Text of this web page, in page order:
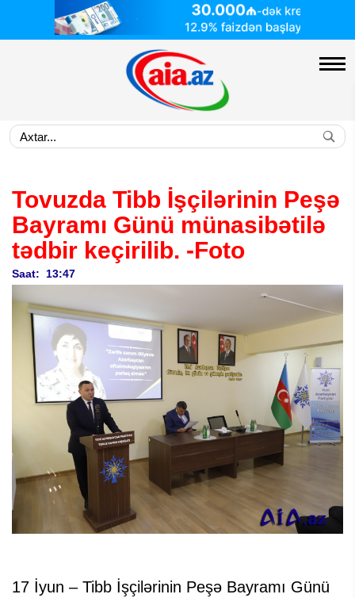
Tovuzda Tibb İşçilərinin Peşə
Bayramı Günü münasibətilə
tədbir keçirilib. -Foto
Saat: 13:47
17 İyun – Tibb İşçilərinin Peşə Bayramı Günü